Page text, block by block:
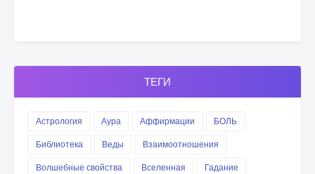
ТЕГИ
Астрология Аура Аффирмации
БОЛЬ
Библиотека
Веды
Взаимоотношения
Волшебные свойства
Вселенная
Гадание